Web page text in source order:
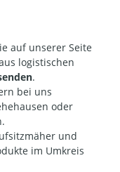
auf unserer Seite
logistischen
.
bei uns
oder
und
im Umkreis